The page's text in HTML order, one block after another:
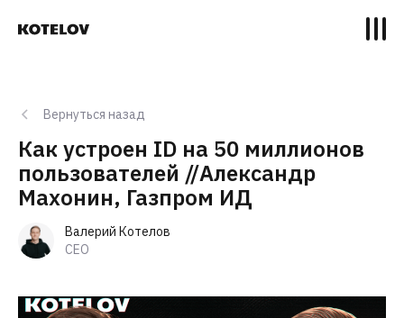
Вернуться назад
Как устроен ID на 50 миллионов
пользователей //Александр
Махонин, Газпром ИД
Валерий Котелов
CEO